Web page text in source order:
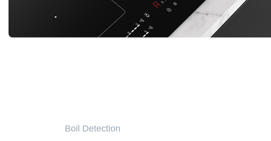
Boil Detection